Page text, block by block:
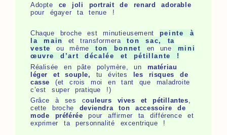
Adopte ce joli portrait de renard adorable
pour égayer ta tenue !
Chaque broche est minutieusement peinte à
la main
et transformeraton sac, ta
veste
ou même ton bonnet en une mini
œuvre d’art décalée et pétillante !
Réalisée en pâte polymère, un matériau
léger et souple,
tu évites les risques de
casse (et crois moi en tant que maladroite
c’est super pratique !)
Grâce à ses couleurs vives et pétillantes,
cette broche deviendra ton accessoire de
mode préférée pour affirmer ta différence et
exprimer ta personnalité excentrique !